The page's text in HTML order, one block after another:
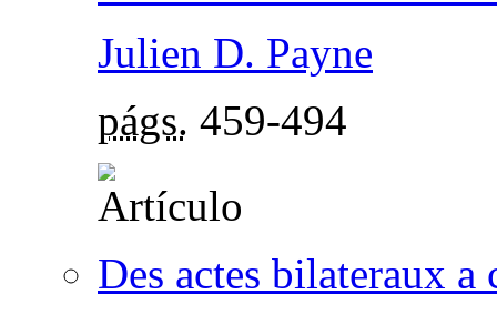
Julien D. Payne
págs. 459-494
Des actes bilateraux a